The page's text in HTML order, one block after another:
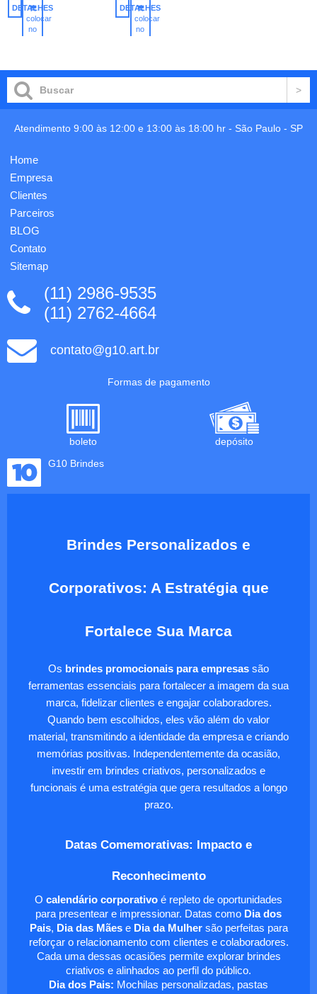
de
exercício
e TPE
com
espessura
mm.
alça que
ser
usada
para
transporte
ou pa...
DETALHES
colocar
no
em 1
cor já
incluso.
DETALHES
colocar
no
Atendimento 9:00 às 12:00 e 13:00 às 18:00 hr - São Paulo - SP
Home
Empresa
Clientes
Parceiros
BLOG
Contato
Sitemap
(11) 2986-9535
(11) 2762-4664
contato@g10.art.br
Formas de pagamento
boleto
depósito
G10 Brindes
Brindes Personalizados e
Corporativos: A Estratégia que
Fortalece Sua Marca
Os brindes promocionais para empresas são
ferramentas essenciais para fortalecer a imagem da sua
marca, fidelizar clientes e engajar colaboradores.
Quando bem escolhidos, eles vão além do valor
material, transmitindo a identidade da empresa e criando
memórias positivas. Independentemente da ocasião,
investir em brindes criativos, personalizados e
funcionais é uma estratégia que gera resultados a longo
prazo.
Datas Comemorativas: Impacto e
Reconhecimento
O calendário corporativo é repleto de oportunidades
para presentear e impressionar. Datas como Dia dos
Pais, Dia das Mãese Dia da Mulhersão perfeitas para
reforçar o relacionamento com clientes e colaboradores.
Cada uma dessas ocasiões permite explorar brindes
criativos e alinhados ao perfil do público.
Dia dos Pais: Mochilas personalizadas, pastas